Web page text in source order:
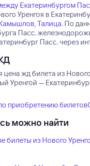
Екатеринбургом
Уренгоя в
,Талица. По
Пасс.
Пасс. через
жд билета из
Уренгой —
приобретению билетов
можно найти
билеты из Нового